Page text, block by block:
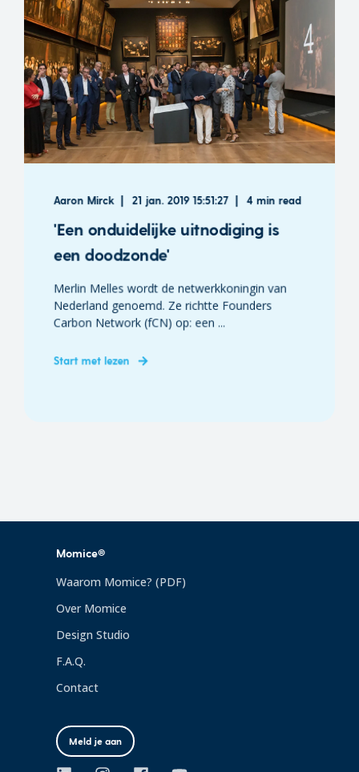
Aaron Mirck 21 jan. 2019 15:51:27 4 min read
'Een onduidelijke uitnodiging is
een doodzonde'
Merlin Melles wordt de netwerkkoningin van
Nederland genoemd. Ze richtte Founders
Carbon Network (fCN) op: een ...
Start met lezen
Momice®
Waarom Momice? (PDF)
Over Momice
Design Studio
F.A.Q.
Contact
Meld je aan